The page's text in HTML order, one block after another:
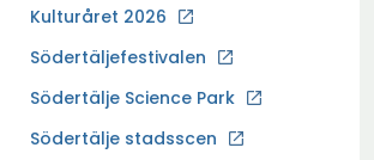
y
t
f
ö
a
y
t
Kulturåret 2026
Södertäljefestivalen
Södertälje Science Park
Ö
p
Södertälje stadsscen